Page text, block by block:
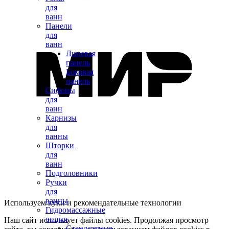
для
ванн
Панели
для
ванн
Лицевая
панель
Боковая
панель
Сифоны
для
ванн
Карнизы
для
ванны
Шторки
для
ванн
Подголовники
Ручки
для
ванны
Гидромассажные
опции
Используем куки и рекомендательные технологии
Наш сайт использует файлы cookies. Продолжая просмотр